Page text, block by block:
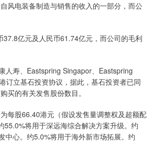
风电装备制造与销售的收入的一部分，而公
亿元及人民币61.74亿元，而公司的毛利
寿、Eastspring Singapor、Eastspring
订立基石投资协议，据此，基石投资者已同
买的有关发售股份数目。
股66.40港元（假设发售量调整权及超额配
将用于深远海综合解决方案升级。约
中心。约5.0%将用于海外新市场拓展。约